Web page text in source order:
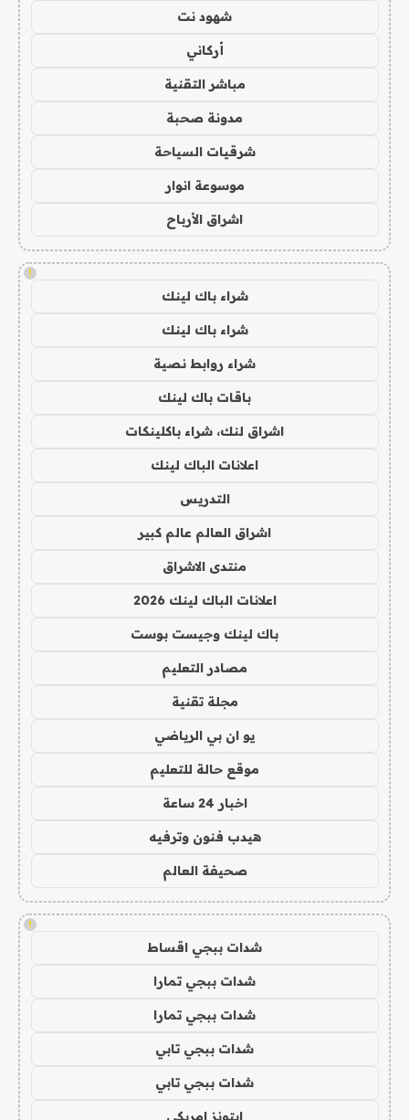
شهود نت
أركاني
مباشر التقنية
مدونة صحبة
شرقيات السياحة
موسوعة انوار
اشراق الأرباح
!
شراء باك لينك
شراء باك لينك
شراء روابط نصية
باقات باك لينك
اشراق لنك، شراء باكلينكات
اعلانات الباك لينك
التدريس
اشراق العالم عالم كبير
منتدى الاشراق
اعلانات الباك لينك 2026
باك لينك وجيست بوست
مصادر التعليم
مجلة تقنية
يو ان بي الرياضي
موقع حالة للتعليم
اخبار 24 ساعة
هيدب فنون وترفيه
صحيفة العالم
!
شدات ببجي اقساط
شدات ببجي تمارا
شدات ببجي تمارا
شدات ببجي تابي
شدات ببجي تابي
ايتونز امريكي